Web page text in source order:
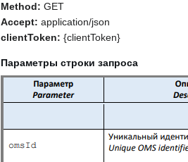
Method: GET
Accept: application/json
clientToken: {clientToken}
Параметры строки запроса